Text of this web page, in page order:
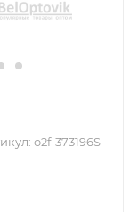
o2f-373196S